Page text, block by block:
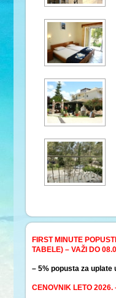
FIRST MINUTE
TABELE) – VAŽI DO
– 5% popusta za
CENOVNIK LETO 2026.